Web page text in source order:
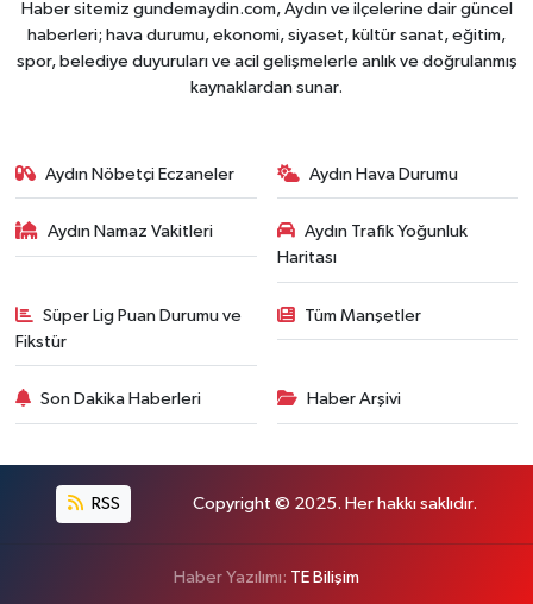
Haber sitemiz gundemaydin.com, Aydın ve ilçelerine dair güncel
haberleri; hava durumu, ekonomi, siyaset, kültür sanat, eğitim,
spor, belediye duyuruları ve acil gelişmelerle anlık ve doğrulanmış
kaynaklardan sunar.
Aydın Nöbetçi Eczaneler Aydın Hava Durumu
Aydın Namaz Vakitleri
Aydın Trafik Yoğunluk
Haritası
Süper Lig Puan Durumu ve
Fikstür
Tüm Manşetler
Son Dakika Haberleri Haber Arşivi
RSS Copyright © 2025. Her hakkı saklıdır.
Haber Yazılımı: TE Bilişim